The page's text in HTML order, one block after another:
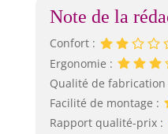
Note de la
Confort :
Ergonomie :
Qualité de fabrication
Facilité de montage :
Rapport qualité-prix :